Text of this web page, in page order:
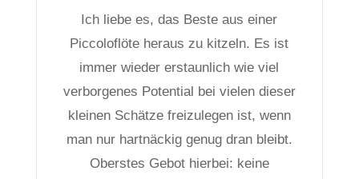
Ich liebe es, das Beste aus einer
Piccoloflöte heraus zu kitzeln. Es ist
immer wieder erstaunlich wie viel
verborgenes Potential bei vielen dieser
kleinen Schätze freizulegen ist, wenn
man nur hartnäckig genug dran bleibt.
Oberstes Gebot hierbei: keine